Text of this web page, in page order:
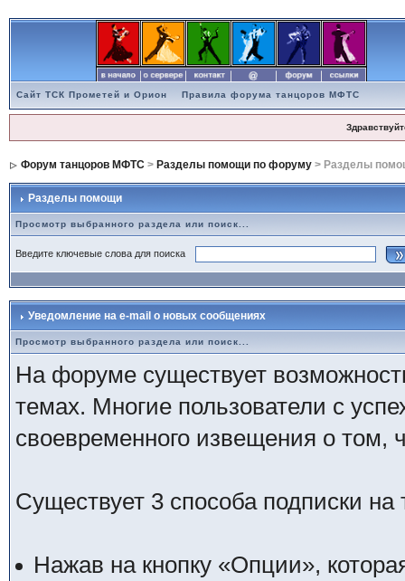
Сайт ТСК Прометей и Орион Правила форума танцоров МФТС
Форум танцоров МФТС> Разделы помощи по форуму> Разделы
Разделы помощи
Просмотр выбранного раздела или поиск...
Введите ключевые слова для поиска
Уведомление на e-mail о новых сообщениях
Просмотр выбранного раздела или поиск...
На форуме существует
темах. Многие пользователи с
своевременного извещения о
Существует 3 способа подписки на
Нажав на кнопку «Опции»,